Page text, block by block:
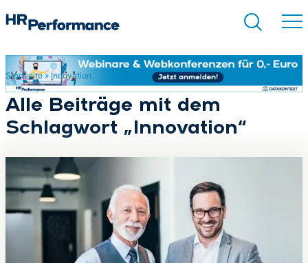
Suchen
Startseite» Innovation
Alle Beiträge mit dem
Schlagwort „Innovation“